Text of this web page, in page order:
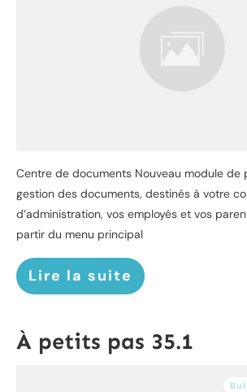
Centre de documents Nouveau module de
gestion des documents, destinés à votre
d’administration, vos employés et vos
partir du menu principal
Lire la suite
À petits pas 35.1